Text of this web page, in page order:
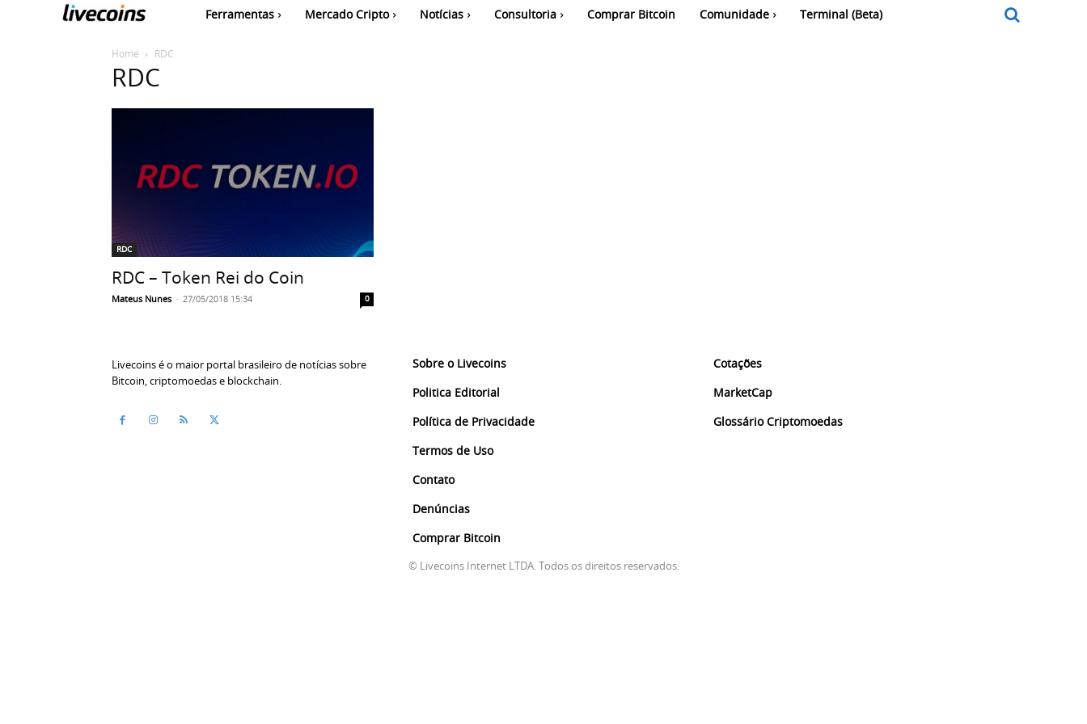
Ferramentas Mercado Cripto Notícias Consultoria Comprar Bitcoin Comunidade Terminal (Beta)
Home RDC
RDC
RDC
RDC – Token Rei do Coin
Mateus Nunes - 27/05/2018 15:34 0
Livecoins é o maior portal brasileiro de notícias sobre
Bitcoin, criptomoedas e blockchain.
Sobre o Livecoins
Politica Editorial
Política de Privacidade
Termos de Uso
Contato
Denúncias
Comprar Bitcoin
Cotações
MarketCap
Glossário Criptomoedas
© Livecoins Internet LTDA. Todos os direitos reservados.